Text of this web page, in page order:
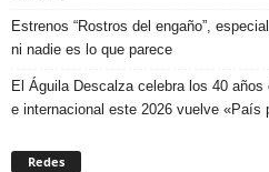
Estrenos “Rostros del engaño”,
ni nadie es lo que parece
El Águila Descalza celebra los 40 años
e internacional este 2026 vuelve «País
Redes